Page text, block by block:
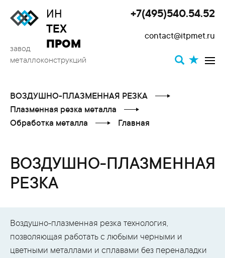
ИН
ТЕХ
ПРОМ
завод
металлоконструкций
+7(495)540.54.52
contact@itpmet.ru
ВОЗДУШНО-ПЛАЗМЕННАЯ РЕЗКА
Плазменная резка металла
Обработка металла
Главная
ВОЗДУШНО-ПЛАЗМЕННАЯ
РЕЗКА
Воздушно-плазменная резка технология,
позволяющая работать с любыми черными и
цветными металлами и сплавами без переналадки